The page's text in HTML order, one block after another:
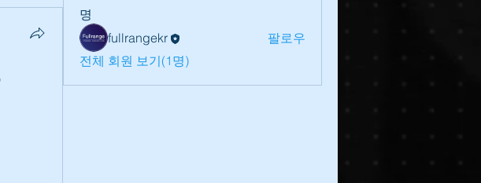
명
fullrangekr
팔로우
전체 회원 보기(1명)